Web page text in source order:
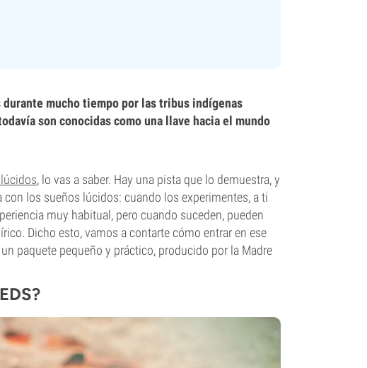
mucho tiempo por las tribus indígenas
son conocidas como una llave hacia el mundo
, lo vas a saber. Hay una pista que lo demuestra, y
los sueños lúcidos: cuando los experimentes, a ti
muy habitual, pero cuando suceden, pueden
Dicho esto, vamos a contarte cómo entrar en ese
paquete pequeño y práctico, producido por la Madre